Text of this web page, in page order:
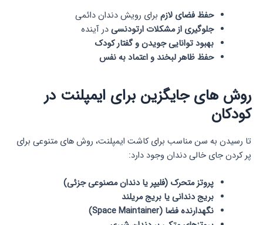
حفظ فضای لازمبرای رویش دندان دائمی
جلوگیری از مشکلات ارتودنسیدر آینده
بهبود توانایی جویدن و گفتار کودک
حفظ ظاهر لبخند و اعتماد به نفس
روش های جایگزین برای ایمپلنت در
کودکان
تا رسیدن به سن مناسب برای کاشت ایمپلنت، روش های متنوعی برای
پر کردن جای خالی دندان وجود دارد:
پروتز متحرک (فلیپر یا دندان مصنوعی جزئی)
بریج دندانی یا بریج مریلند
نگهدارنده فضا (Space Maintainer)